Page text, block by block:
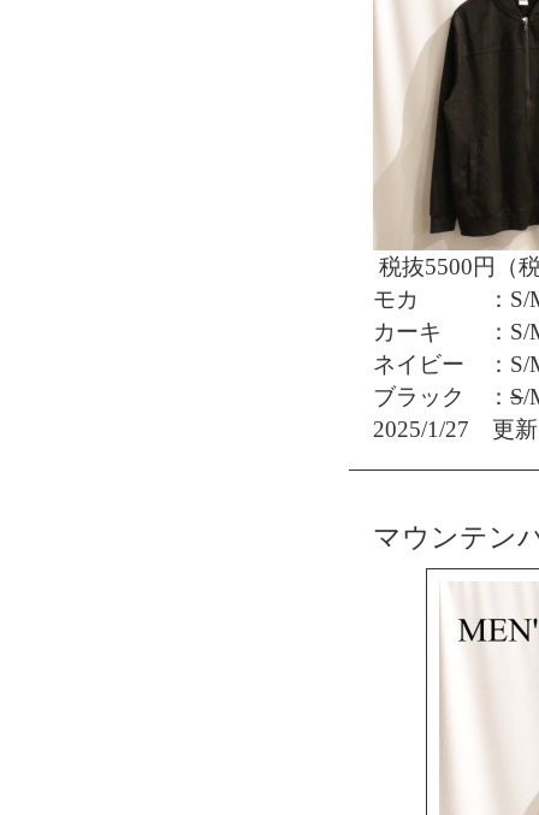
税抜5500円（
モカ ：S/
カーキ ：S/
ネイビー ：S/
ブラック ： S/
2025/1/27 更新
マウンテン